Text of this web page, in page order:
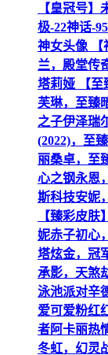
【皇冠号】
极-22神话-
神女头像 【
兰，殿堂传
塔莉娅 【至
芙琳，至臻
之子伊泽瑞
(2022)，至
丽桑卓，至
心之钢永恩
斯科技安妮
【臻彩皮
妮赤子初心
塔炫金，冠
承影，天煞
泳池派对辛
爱可爱粉红
者阿卡丽热
冬虹，幻灵